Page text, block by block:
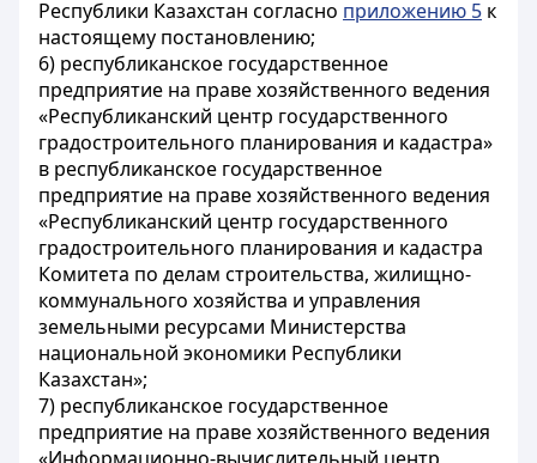
Республики Казахстан согласно приложению 5 к
настоящему постановлению;
6) республиканское государственное
предприятие на праве хозяйственного ведения
«Республиканский центр государственного
градостроительного планирования и кадастра»
в республиканское государственное
предприятие на праве хозяйственного ведения
«Республиканский центр государственного
градостроительного планирования и кадастра
Комитета по делам строительства, жилищно-
коммунального хозяйства и управления
земельными ресурсами Министерства
национальной экономики Республики
Казахстан»;
7) республиканское государственное
предприятие на праве хозяйственного ведения